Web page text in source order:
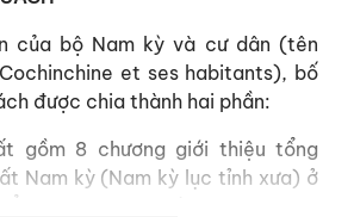
của bộ Nam kỳ và cư dân (tên
et ses habitants), bố
được chia thành hai phần:
gồm 8 chương giới thiệu tổng
Nam kỳ (Nam kỳ lục tỉnh xưa) ở